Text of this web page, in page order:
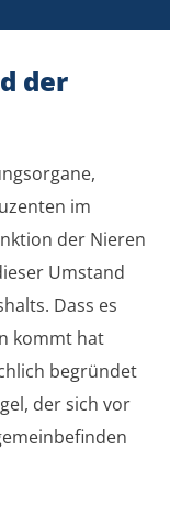
der
im
der Nieren
Umstand
Dass es
kommt hat
begründet
der sich vor